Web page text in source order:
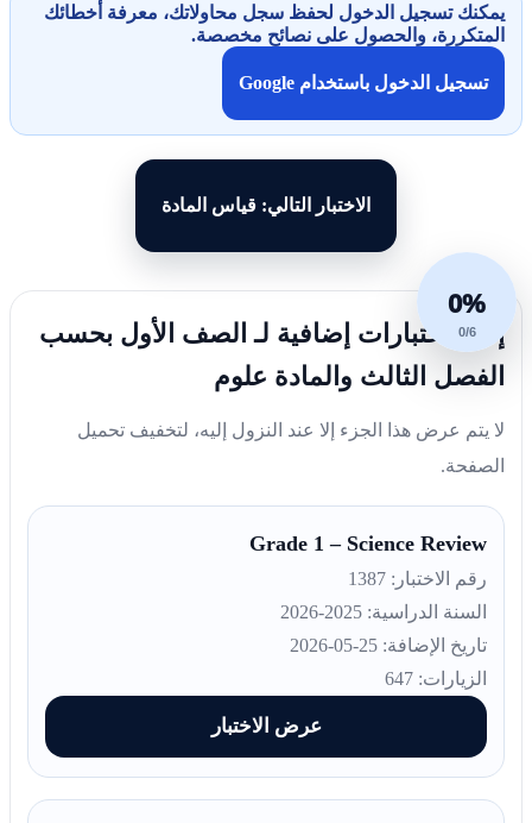
يمكنك تسجيل الدخول لحفظ سجل محاولاتك، معرفة أخطائك
المتكررة، والحصول على نصائح مخصصة.
تسجيل الدخول باستخدام Google
الاختبار التالي: قياس المادة
0%
0/6
إليك اختبارات إضافية لـ الصف الأول بحسب
الفصل الثالث والمادة علوم
لا يتم عرض هذا الجزء إلا عند النزول إليه، لتخفيف تحميل
الصفحة.
Grade 1 – Science Review
رقم الاختبار: 1387
السنة الدراسية: 2025-2026
تاريخ الإضافة: 25-05-2026
الزيارات: 647
عرض الاختبار